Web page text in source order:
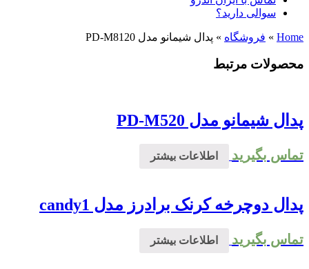
سوالی دارید؟
Home
» فروشگاه » پدال شیمانو مدل PD-M8120
محصولات مرتبط
پدال شیمانو مدل PD-M520
تماس بگیرید اطلاعات بیشتر
پدال دوچرخه کرنک برادرز مدل candy1
تماس بگیرید اطلاعات بیشتر